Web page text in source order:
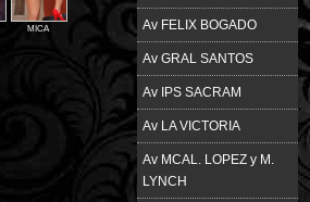
MICA Av FELIX BOGADO
Av GRAL SANTOS
Av IPS SACRAM
Av LA VICTORIA
Av MCAL. LOPEZ y M.
LYNCH